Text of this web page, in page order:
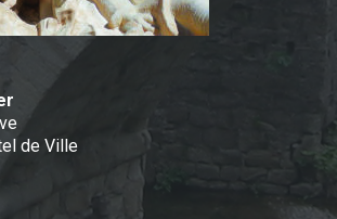
de Ville